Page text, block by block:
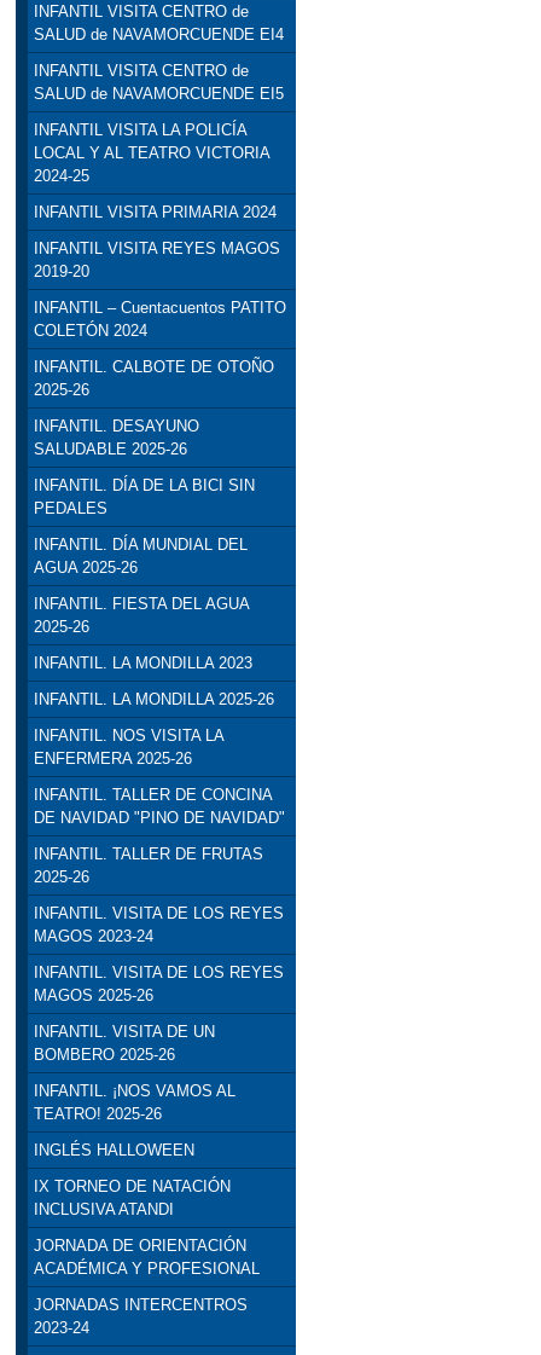
INFANTIL VISITA CENTRO de
SALUD de NAVAMORCUENDE EI4
INFANTIL VISITA CENTRO de
SALUD de NAVAMORCUENDE EI5
INFANTIL VISITA LA POLICÍA
LOCAL Y AL TEATRO VICTORIA
2024-25
INFANTIL VISITA PRIMARIA 2024
INFANTIL VISITA REYES MAGOS
2019-20
INFANTIL – Cuentacuentos PATITO
COLETÓN 2024
INFANTIL. CALBOTE DE OTOÑO
2025-26
INFANTIL. DESAYUNO
SALUDABLE 2025-26
INFANTIL. DÍA DE LA BICI SIN
PEDALES
INFANTIL. DÍA MUNDIAL DEL
AGUA 2025-26
INFANTIL. FIESTA DEL AGUA
2025-26
INFANTIL. LA MONDILLA 2023
INFANTIL. LA MONDILLA 2025-26
INFANTIL. NOS VISITA LA
ENFERMERA 2025-26
INFANTIL. TALLER DE CONCINA
DE NAVIDAD "PINO DE NAVIDAD"
INFANTIL. TALLER DE FRUTAS
2025-26
INFANTIL. VISITA DE LOS REYES
MAGOS 2023-24
INFANTIL. VISITA DE LOS REYES
MAGOS 2025-26
INFANTIL. VISITA DE UN
BOMBERO 2025-26
INFANTIL. ¡NOS VAMOS AL
TEATRO! 2025-26
INGLÉS HALLOWEEN
IX TORNEO DE NATACIÓN
INCLUSIVA ATANDI
JORNADA DE ORIENTACIÓN
ACADÉMICA Y PROFESIONAL
JORNADAS INTERCENTROS
2023-24